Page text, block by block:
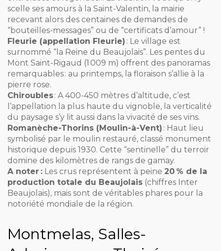
scelle ses amours à la Saint-Valentin, la mairie
recevant alors des centaines de demandes de
“bouteilles-messages” ou de “certificats d’amour” !
Fleurie (appellation Fleurie) : Le village est
surnommé “la Reine du Beaujolais”. Les pentes du
Mont Saint-Rigaud (1 009 m) offrent des panoramas
remarquables : au printemps, la floraison s’allie à la
pierre rose.
Chiroubles: A 400-450 mètres d’altitude, c’est
l’appellation la plus haute du vignoble, la verticalité
du paysage s’y lit aussi dans la vivacité de ses vins.
Romanèche-Thorins (Moulin-à-Vent) : Haut lieu
symbolisé par le moulin restauré, classé monument
historique depuis 1930. Cette “sentinelle” du terroir
domine des kilomètres de rangs de gamay.
A noter : Les crus représentent à peine 20 % de la
production totale du Beaujolais (chiffres Inter
Beaujolais), mais sont de véritables phares pour la
notoriété mondiale de la région.
Montmelas, Salles-